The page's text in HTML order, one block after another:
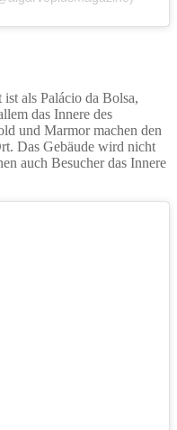
als Palácio da Bolsa,
das Innere des
und Marmor machen den
Das Gebäude wird nicht
auch Besucher das Innere